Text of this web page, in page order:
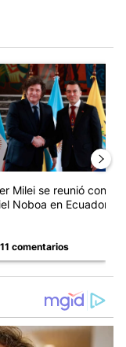
dio media
de tendencia con
Milei se reunió con
Noboa en Ecuador y
11 comentarios